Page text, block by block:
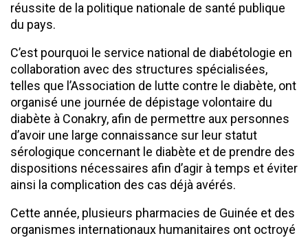
réussite de la politique nationale de santé publique
du pays.
C’est pourquoi le service national de diabétologie en
collaboration avec des structures spécialisées,
telles que l’Association de lutte contre le diabète, ont
organisé une journée de dépistage volontaire du
diabète à Conakry, afin de permettre aux personnes
d’avoir une large connaissance sur leur statut
sérologique concernant le diabète et de prendre des
dispositions nécessaires afin d’agir à temps et éviter
ainsi la complication des cas déjà avérés.
Cette année, plusieurs pharmacies de Guinée et des
organismes internationaux humanitaires ont octroyé